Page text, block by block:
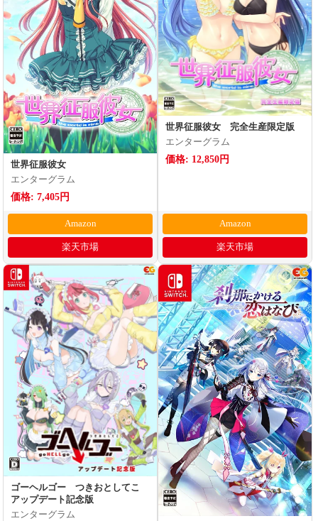
世界征服彼女
エンターグラム
価格: 7,405円
Amazon
楽天市場
世界征服彼女 完全生産限定版
エンターグラム
価格: 12,850円
Amazon
楽天市場
ゴーヘルゴー つきおとしてこ
アップデート記念版
エンターグラム